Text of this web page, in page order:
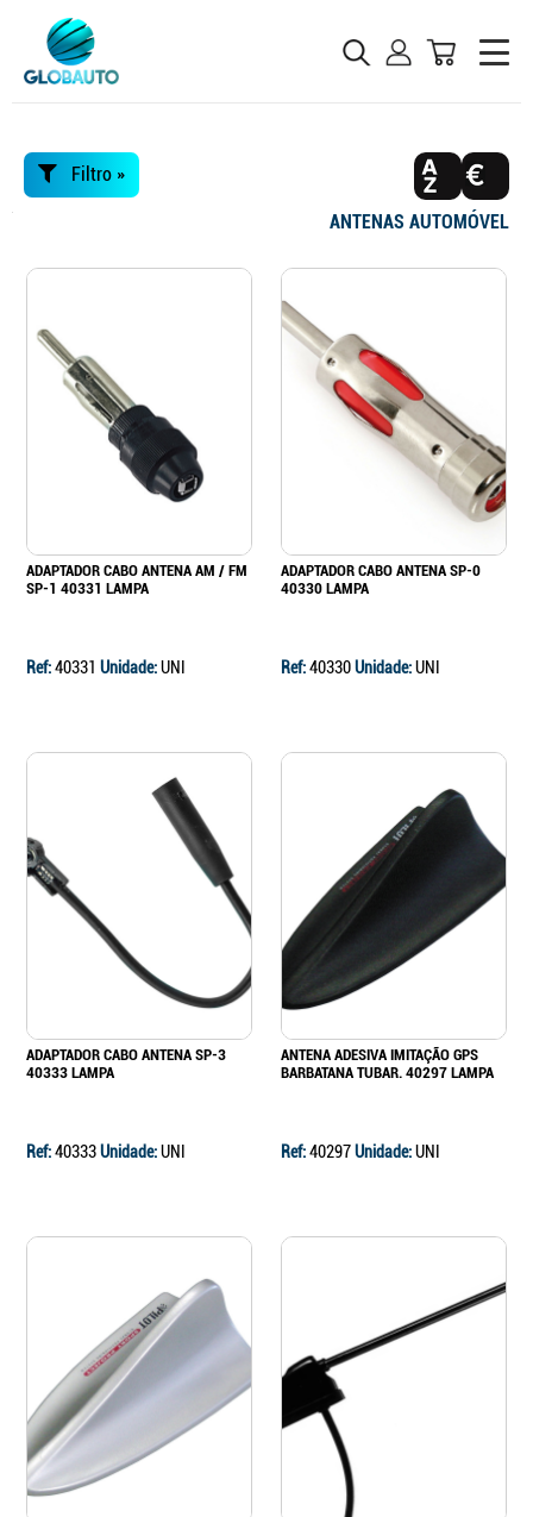
Filtro »
ANTENAS AUTOMÓVEL
ADAPTADOR CABO ANTENA AM / FM
SP-1 40331 LAMPA
Ref:40331 Unidade:UNI
ADAPTADOR CABO ANTENA SP-0
40330 LAMPA
Ref:40330Unidade:UNI
ADAPTADOR CABO ANTENA SP-3
40333 LAMPA
Ref:40333Unidade:UNI
ANTENA ADESIVA IMITAÇÃO GPS
BARBATANA TUBAR. 40297 LAMPA
Ref:40297Unidade:UNI